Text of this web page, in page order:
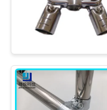
NAMI
rurowe